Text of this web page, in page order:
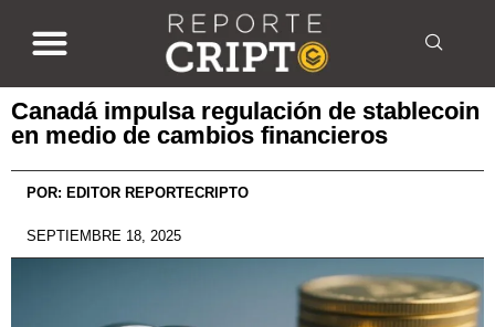
Canadá impulsa regulación de stablecoin
en medio de cambios financieros
POR: EDITOR REPORTECRIPTO
SEPTIEMBRE 18, 2025